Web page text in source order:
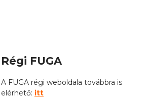
Régi FUGA
A FUGA régi weboldala továbbra is
elérhető: itt